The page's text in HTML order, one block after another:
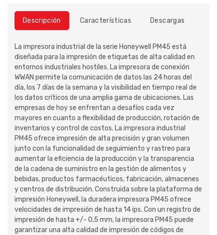
Descripción Características Descargas
La impresora industrial de la serie Honeywell PM45 está
diseñada para la impresión de etiquetas de alta calidad en
entornos industriales hostiles. La impresora de conexión
WWAN permite la comunicación de datos las 24 horas del
día, los 7 días de la semana y la visibilidad en tiempo real de
los datos críticos de una amplia gama de ubicaciones. Las
empresas de hoy se enfrentan a desafíos cada vez
mayores en cuanto a flexibilidad de producción, rotación de
inventarios y control de costos. La impresora industrial
PM45 ofrece impresión de alta precisión y gran volumen
junto con la funcionalidad de seguimiento y rastreo para
aumentar la eficiencia de la producción y la transparencia
de la cadena de suministro en la gestión de alimentos y
bebidas, productos farmacéuticos, fabricación, almacenes
y centros de distribución. Construida sobre la plataforma de
impresión Honeywell, la duradera impresora PM45 ofrece
velocidades de impresión de hasta 14 ips. Con un registro de
impresión de hasta +/- 0,5 mm, la impresora PM45 puede
garantizar una alta calidad de impresión de códigos de